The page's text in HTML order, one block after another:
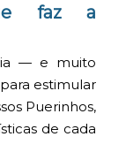
faz a
— e muito
estimular
Puerinhos,
de cada